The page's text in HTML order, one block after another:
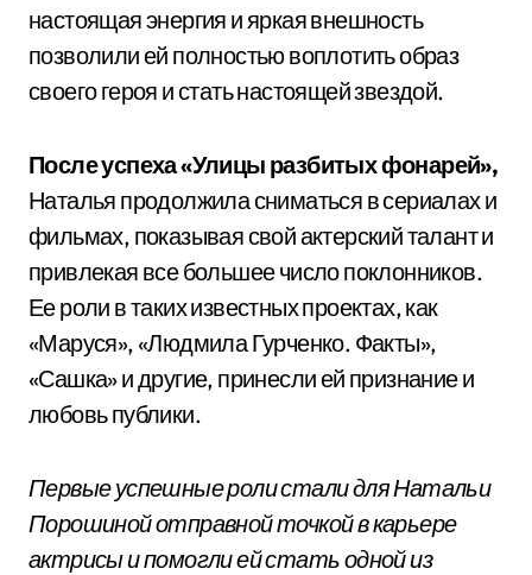
настоящая энергия и яркая внешность
позволили ей полностью воплотить образ
своего героя и стать настоящей звездой.
После успеха «Улицы разбитых фонарей»,
Наталья продолжила сниматься в сериалах и
фильмах, показывая свой актерский талант и
привлекая все большее число поклонников.
Ее роли в таких известных проектах, как
«Маруся», «Людмила Гурченко. Факты»,
«Сашка» и другие, принесли ей признание и
любовь публики.
Первые успешные роли стали для Натальи
Порошиной отправной точкой в карьере
актрисы и помогли ей стать одной из